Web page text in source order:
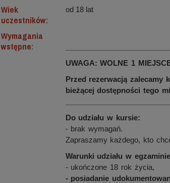
Wiek
uczestników:
od 18 lat
Wymagania
wstępne:
UWAGA: WOLNE 1
Przed rezerwacją zalecamy
bieżącej dostępności tego
Do udziału w kursie:
- brak wymagań.
Zapraszamy każdego, kto
Warunki udziału w
- ukończone 18 rok życia,
- posiadanie